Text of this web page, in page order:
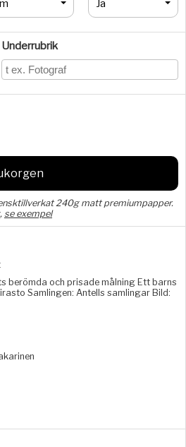
Ja
Underrubrik
240g matt premiumpapper.
se exempel
berömda och prisade målning Ett barns
Samlingen: Antells samlingar Bild: